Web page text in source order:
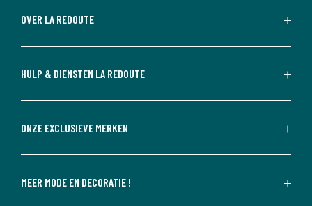
OVER LA REDOUTE
HULP & DIENSTEN LA REDOUTE
ONZE EXCLUSIEVE MERKEN
MEER MODE EN DECORATIE !